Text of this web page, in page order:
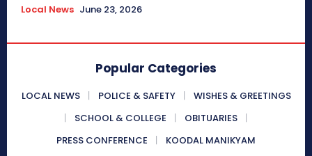
Local News June 23, 2026
Popular Categories
LOCAL NEWS POLICE & SAFETY
WISHES & GREETINGS
SCHOOL & COLLEGE
OBITUARIES
PRESS CONFERENCE
KOODAL MANIKYAM